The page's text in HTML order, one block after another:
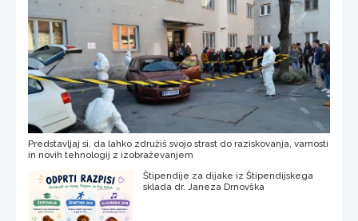
Predstavljaj si, da lahko združiš svojo strast do raziskovanja, varnosti
in novih tehnologij z izobraževanjem
Štipendije za dijake iz Štipendijskega
sklada dr. Janeza Drnovška